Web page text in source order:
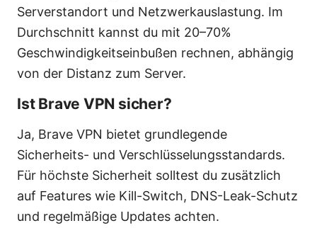
Serverstandort und Netzwerkauslastung. Im
Durchschnitt kannst du mit 20–70%
Geschwindigkeitseinbußen rechnen, abhängig
von der Distanz zum Server.
Ist Brave VPN sicher?
Ja, Brave VPN bietet grundlegende
Sicherheits- und Verschlüsselungsstandards.
Für höchste Sicherheit solltest du zusätzlich
auf Features wie Kill-Switch, DNS-Leak-Schutz
und regelmäßige Updates achten.